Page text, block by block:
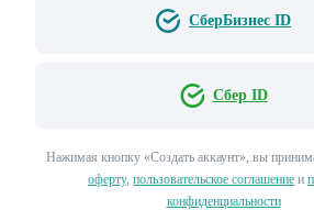
СберБизнес ID
Сбер ID
Нажимая кнопку «Создать аккаунт», вы
оферту, пользовательское соглашение и
конфиденциальности